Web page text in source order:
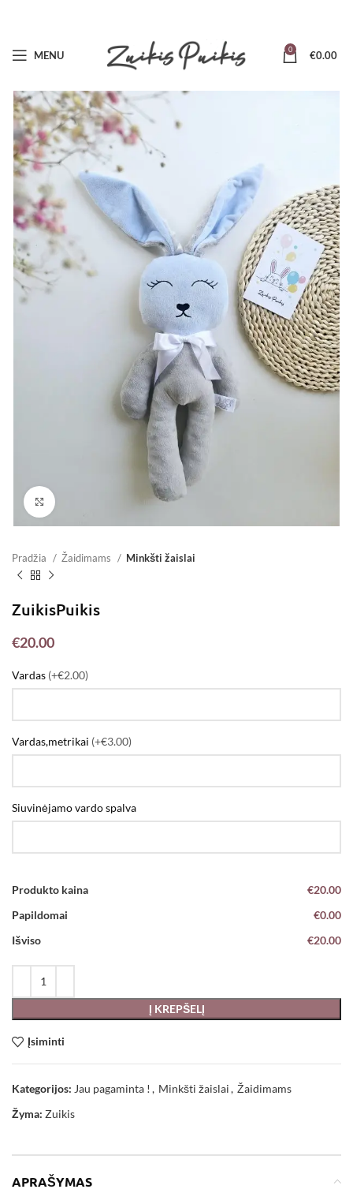
MENU 0 €0.00
Pradžia Žaidimams Minkšti žaislai
ZuikisPuikis
€20.00
Vardas (+€2.00)
Vardas,metrikai (+€3.00)
Siuvinėjamo vardo spalva
Produkto kaina
€20.00
Papildomai
€0.00
Išviso
€20.00
Į KREPŠELĮ
Įsiminti
Kategorijos: Jau pagaminta ! , Minkšti žaislai, Žaidimams
Žyma: Zuikis
APRAŠYMAS